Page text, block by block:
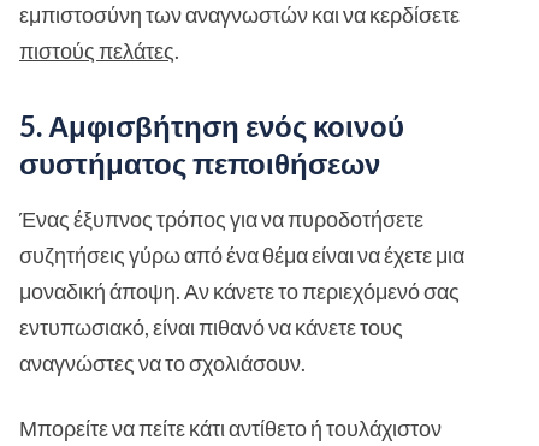
εμπιστοσύνη των αναγνωστών και να κερδίσετε
πιστούς πελάτες.
5. Αμφισβήτηση ενός κοινού
συστήματος πεποιθήσεων
Ένας έξυπνος τρόπος για να πυροδοτήσετε
συζητήσεις γύρω από ένα θέμα είναι να έχετε μια
μοναδική άποψη. Αν κάνετε το περιεχόμενό σας
εντυπωσιακό, είναι πιθανό να κάνετε τους
αναγνώστες να το σχολιάσουν.
Μπορείτε να πείτε κάτι αντίθετο ή τουλάχιστον